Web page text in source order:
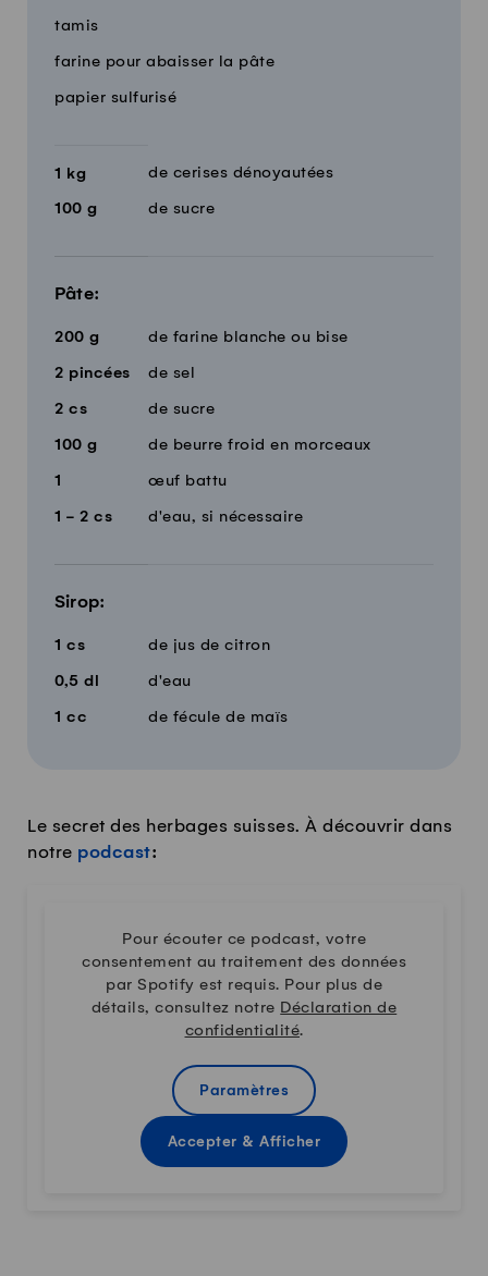
tamis
farine pour abaisser la pâte
papier sulfurisé
1 kg de cerises dénoyautées
100 g de sucre
Pâte:
200 g de farine blanche ou bise
2 pincées de sel
2 cs de sucre
100 g de beurre froid en morceaux
1 œuf battu
1 - 2 cs d'eau, si nécessaire
Sirop:
1 cs de jus de citron
0,5 dl d'eau
1 cc de fécule de maïs
Le secret des herbages suisses. À découvrir dans
notre podcast:
Pour écouter ce podcast, votre
consentement au traitement des données
par Spotify est requis. Pour plus de
détails, consultez notre Déclaration de
confidentialité.
Paramètres
Accepter & Afficher